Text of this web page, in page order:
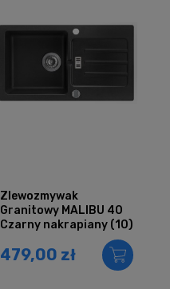
Zlewozmywak
Granitowy MALIBU 40
Czarny nakrapiany (10)
479,00 zł